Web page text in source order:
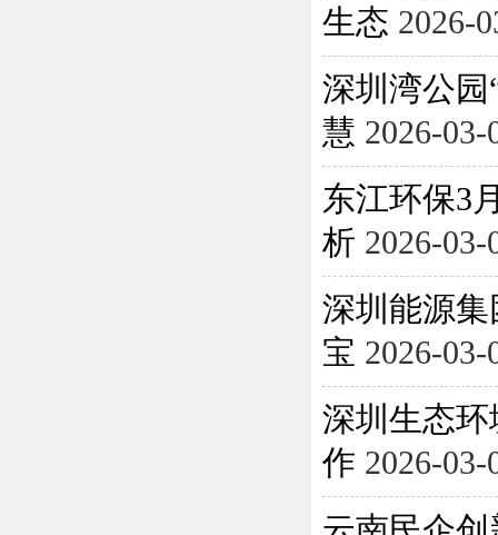
生态 2026-
深圳湾公
慧 2026-03-
东江环保3
析 2026-03-
深圳能源
宝 2026-03-
深圳生态
作 2026-03-